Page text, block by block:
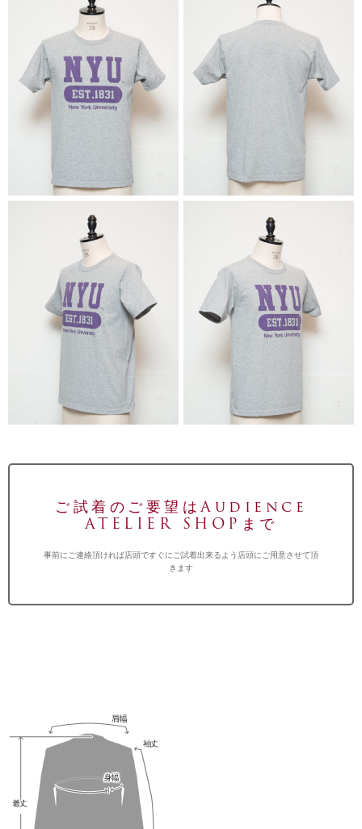
ご試着のご要望はAudience
ATELIER SHOPまで
事前にご連絡頂ければ店頭ですぐにご試着出来るよう店頭にご用意させて頂
きます